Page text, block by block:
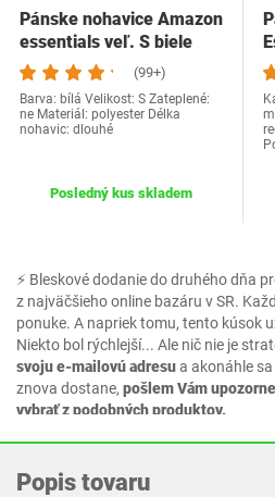
⚡ Bleskové dodanie do druhého dňa
z najväčšieho online bazáru v SR.
ponuke. A napriek tomu, tento kúsok
Niekto bol rýchlejší... Ale nič nie je
svoju e-mailovú adresua akonáhle
znova dostane, pošlem Vám
vybrať z podobných produktov.
Pánske nohavice Amazon
essentials veľ. S biele
(99+)
Barva: bílá Velikost: S Zateplené:
ne Materiál: polyester Délka
nohavic: dlouhé
Posledný kus skladem
Popis tovaru